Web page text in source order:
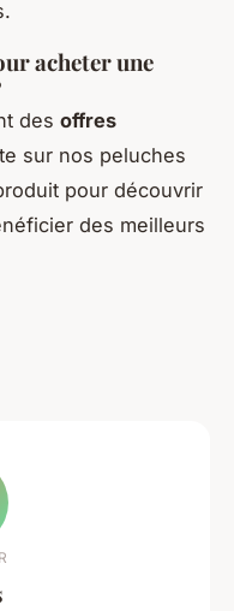
acheter une
des offres
sur nos peluches
pour découvrir
des meilleurs